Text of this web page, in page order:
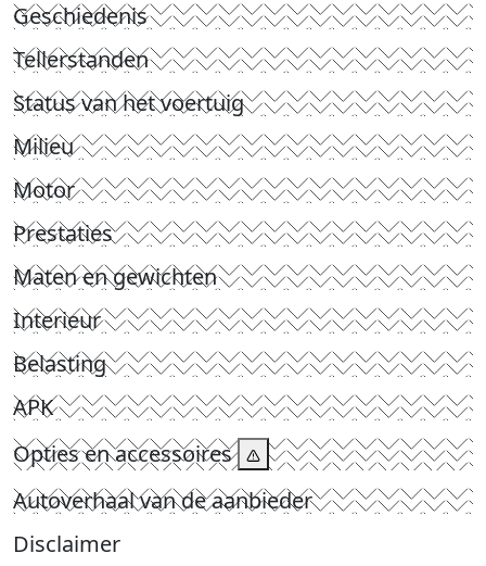
Geschiedenis
Tellerstanden
Status van het voertuig
Milieu
Motor
Prestaties
Maten en gewichten
Interieur
Belasting
APK
Opties en accessoires
Autoverhaal van de aanbieder
Disclaimer